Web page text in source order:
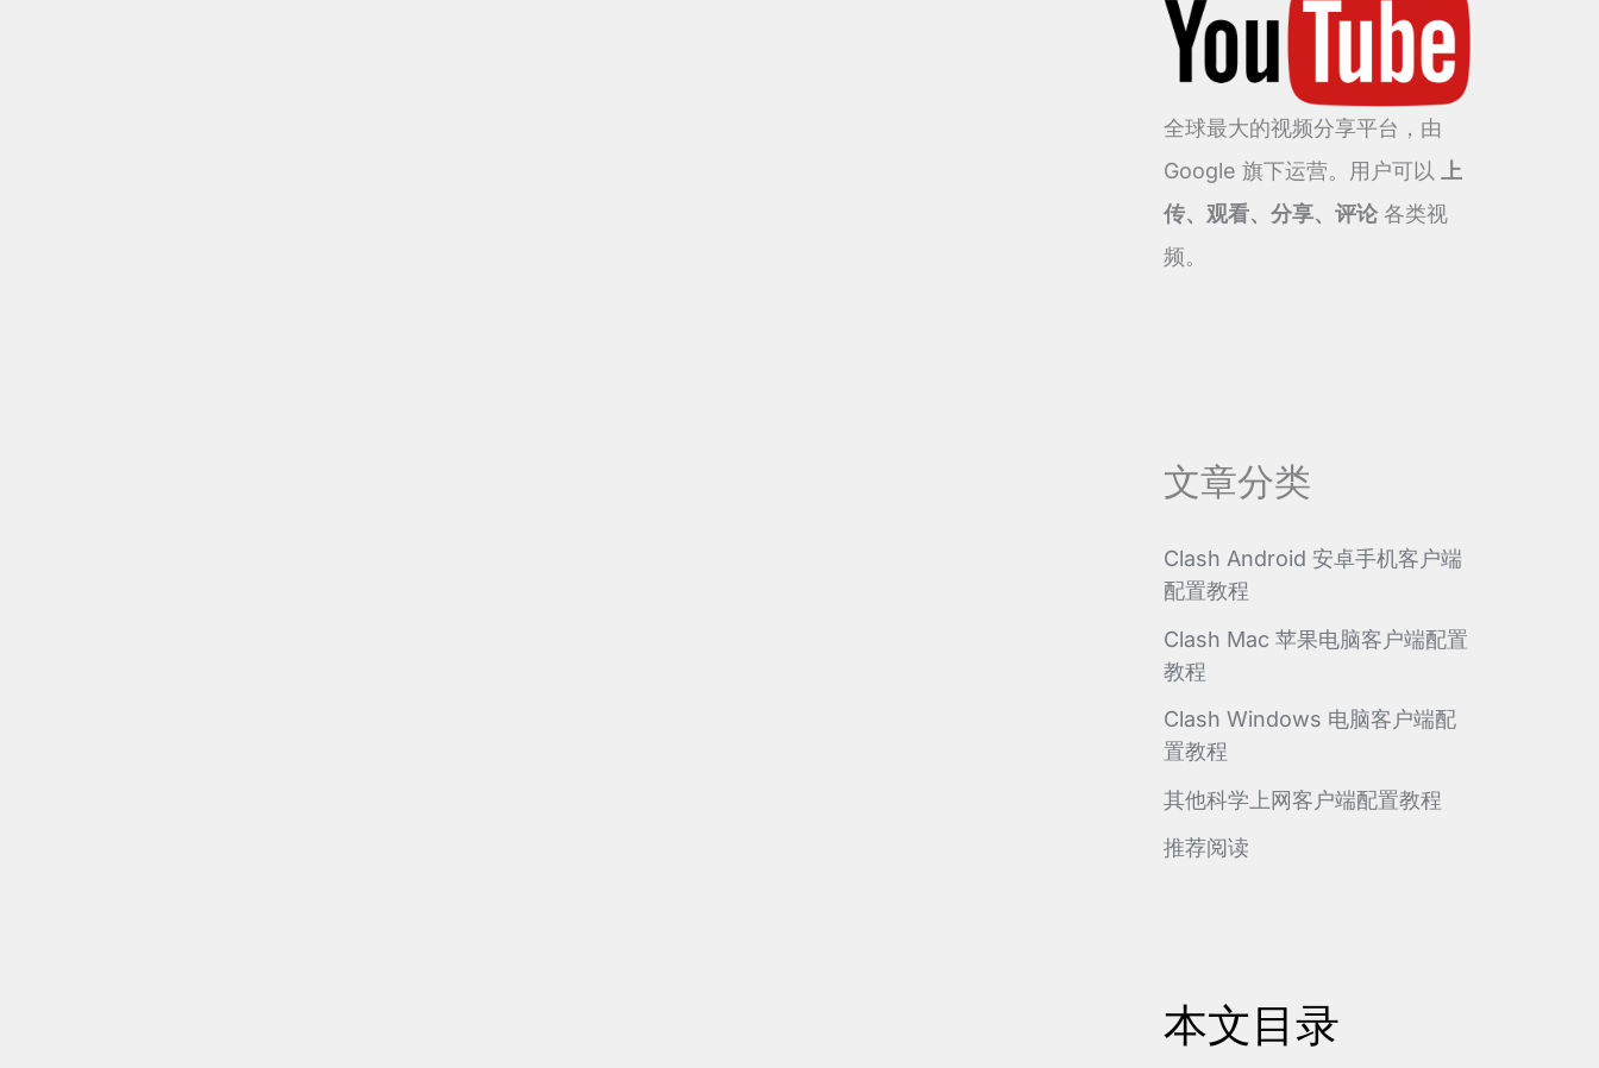
全球最大的视频分享平台，由
Google 旗下运营。用户可以 上
传、观看、分享、评论各类视
频。
文章分类
Clash Android 安卓手机客户端
配置教程
Clash Mac 苹果电脑客户端配置
教程
Clash Windows 电脑客户端配
置教程
其他科学上网客户端配置教程
推荐阅读
本文目录